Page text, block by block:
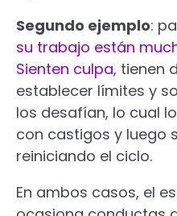
Segundo ejemplo:
su trabajo están
Sienten culpa, tienen
establecer límites y
los desafían, lo cual
con castigos y luego
reiniciando el ciclo.
En ambos casos, el